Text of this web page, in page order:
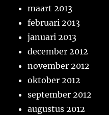
maart 2013
februari 2013
januari 2013
december 2012
november 2012
oktober 2012
september 2012
augustus 2012